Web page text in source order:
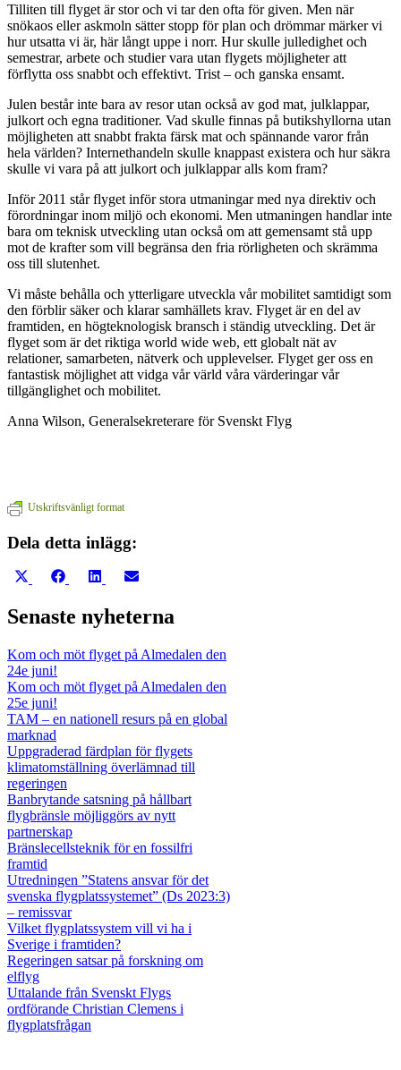
Tilliten till flyget är stor och vi tar den ofta för given. Men när
snökaos eller askmoln sätter stopp för plan och drömmar märker vi
hur utsatta vi är, här långt uppe i norr. Hur skulle julledighet och
semestrar, arbete och studier vara utan flygets möjligheter att
förflytta oss snabbt och effektivt. Trist – och ganska ensamt.
Julen består inte bara av resor utan också av god mat, julklappar,
julkort och egna traditioner. Vad skulle finnas på butikshyllorna utan
möjligheten att snabbt frakta färsk mat och spännande varor från
hela världen? Internethandeln skulle knappast existera och hur säkra
skulle vi vara på att julkort och julklappar alls kom fram?
Inför 2011 står flyget inför stora utmaningar med nya direktiv och
förordningar inom miljö och ekonomi. Men utmaningen handlar inte
bara om teknisk utveckling utan också om att gemensamt stå upp
mot de krafter som vill begränsa den fria rörligheten och skrämma
oss till slutenhet.
Vi måste behålla och ytterligare utveckla vår mobilitet samtidigt som
den förblir säker och klarar samhällets krav. Flyget är en del av
framtiden, en högteknologisk bransch i ständig utveckling. Det är
flyget som är det riktiga world wide web, ett globalt nät av
relationer, samarbeten, nätverk och upplevelser. Flyget ger oss en
fantastisk möjlighet att vidga vår värld våra värderingar vår
tillgänglighet och mobilitet.
Anna Wilson, Generalsekreterare för Svenskt Flyg
Utskriftsvänligt format
Dela detta inlägg:
Dela
(Twitter)
Dela
Facebook
Dela
LinkedIn
Dela
post
Senaste nyheterna
Kom och möt flyget på Almedalen den
24e juni!
Kom och möt flyget på Almedalen den
25e juni!
TAM – en nationell resurs på en global
marknad
Uppgraderad färdplan för flygets
klimatomställning överlämnad till
regeringen
Banbrytande satsning på hållbart
flygbränsle möjliggörs av nytt
partnerskap
Bränslecellsteknik för en fossilfri
framtid
Utredningen ”Statens ansvar för det
svenska flygplatssystemet” (Ds 2023:3)
– remissvar
Vilket flygplatssystem vill vi ha i
Sverige i framtiden?
Regeringen satsar på forskning om
elflyg
Uttalande från Svenskt Flygs
ordförande Christian Clemens i
flygplatsfrågan